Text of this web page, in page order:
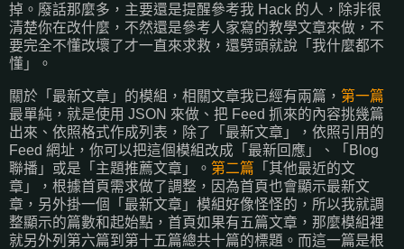
掉。廢話那麼多，主要還是提醒參考我 Hack 的人，除非很
清楚你在改什麼，不然還是參考人家寫的教學文章來做，不
要完全不懂改壞了才一直來求救，還劈頭就說「我什麼都不
懂」。
關於「最新文章」的模組，相關文章我已經有兩篇， 第一篇
最單純，就是使用 JSON 來做、把 Feed 抓來的內容挑幾篇
出來、依照格式作成列表，除了「最新文章」，依照引用的
Feed 網址，你可以把這個模組改成「最新回應」、「Blog
聯播」或是「主題推薦文章」。 第二篇 「其他最近的文
章」，根據首頁需求做了調整，因為首頁也會顯示最新文
章，另外掛一個「最新文章」模組好像怪怪的，所以我就調
整顯示的篇數和起始點，首頁如果有五篇文章，那麼模組裡
就另外列第六篇到第十五篇總共十篇的標題。而這一篇是根